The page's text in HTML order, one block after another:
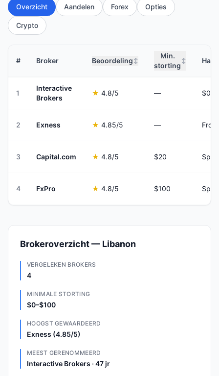
Overzicht Aandelen Forex Opties
Crypto
# Broker Beoordeling ↕
Min.
storting
↕
1
Interactive
Brokers
★ 4.8/5 —
2 Exness ★ 4.85/5 —
3 Capital.com ★ 4.8/5 $20
4 FxPro ★ 4.8/5 $100
Brokeroverzicht — Libanon
VERGELEKEN BROKERS
4
MINIMALE STORTING
$0–$100
HOOGST GEWAARDEERD
Exness (4.85/5)
MEEST GERENOMMEERD
Interactive Brokers · 47 jr